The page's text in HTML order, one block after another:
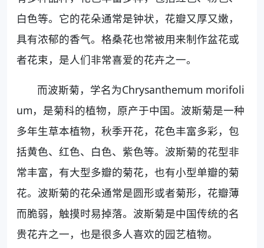
白色等。它的花朵通常是钟状，花瓣又厚又嫩，
具有浓郁的香气。格桑花也常被用来制作盆花或
者花束，是人们非常喜爱的花卉之一。
而波斯菊，学名为Chrysanthemum morifoli
um，是菊科的植物，原产于中国。波斯菊是一种
多年生草本植物，秋季开花，花色丰富多彩，包
括黄色、红色、白色、紫色等。波斯菊的花型非
常丰富，有大型多瓣的菊花，也有小型单瓣的菊
花。波斯菊的花朵通常是圆形或者菊形，花瓣薄
而脆弱，触摸时易掉落。波斯菊是中国传统的名
贵花卉之一，也是很多人喜欢的园艺植物。